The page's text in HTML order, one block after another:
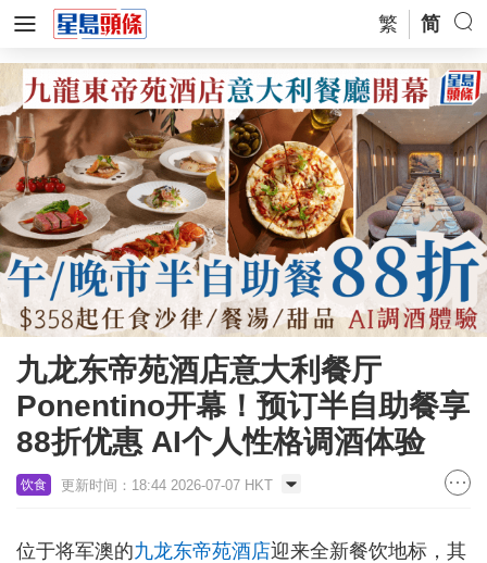
繁 简
九龙东帝苑酒店意大利餐厅
Ponentino开幕！预订半自助餐享
88折优惠 AI个人性格调酒体验
饮食 更新时间：18:44 2026-07-07 HKT
位于将军澳的九龙东帝苑酒店迎来全新餐饮地标，其